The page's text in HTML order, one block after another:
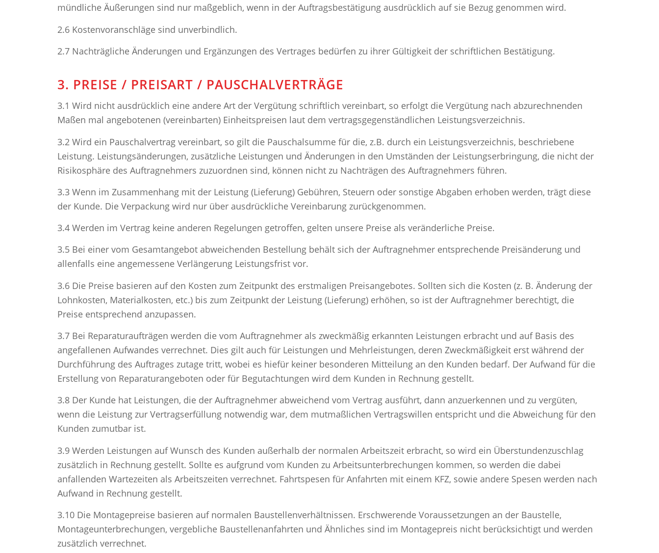
mündliche Äußerungen sind nur maßgeblich, wenn in der Auftragsbestätigung ausdrücklich auf sie Bezug genommen wird.
2.6 Kostenvoranschläge sind unverbindlich.
2.7 Nachträgliche Änderungen und Ergänzungen des Vertrages bedürfen zu ihrer Gültigkeit der schriftlichen Bestätigung.
3. PREISE / PREISART / PAUSCHALVERTRÄGE
3.1 Wird nicht ausdrücklich eine andere Art der Vergütung schriftlich vereinbart, so erfolgt die Vergütung nach abzurechnenden
Maßen mal angebotenen (vereinbarten) Einheitspreisen laut dem vertragsgegenständlichen Leistungsverzeichnis.
3.2 Wird ein Pauschalvertrag vereinbart, so gilt die Pauschalsumme für die, z.B. durch ein Leistungsverzeichnis, beschriebene
Leistung. Leistungsänderungen, zusätzliche Leistungen und Änderungen in den Umständen der Leistungserbringung, die nicht der
Risikosphäre des Auftragnehmers zuzuordnen sind, können nicht zu Nachträgen des Auftragnehmers führen.
3.3 Wenn im Zusammenhang mit der Leistung (Lieferung) Gebühren, Steuern oder sonstige Abgaben erhoben werden, trägt diese
der Kunde. Die Verpackung wird nur über ausdrückliche Vereinbarung zurückgenommen.
3.4 Werden im Vertrag keine anderen Regelungen getroffen, gelten unsere Preise als veränderliche Preise.
3.5 Bei einer vom Gesamtangebot abweichenden Bestellung behält sich der Auftragnehmer entsprechende Preisänderung und
allenfalls eine angemessene Verlängerung Leistungsfrist vor.
3.6 Die Preise basieren auf den Kosten zum Zeitpunkt des erstmaligen Preisangebotes. Sollten sich die Kosten (z. B. Änderung der
Lohnkosten, Materialkosten, etc.) bis zum Zeitpunkt der Leistung (Lieferung) erhöhen, so ist der Auftragnehmer berechtigt, die
Preise entsprechend anzupassen.
3.7 Bei Reparaturaufträgen werden die vom Auftragnehmer als zweckmäßig erkannten Leistungen erbracht und auf Basis des
angefallenen Aufwandes verrechnet. Dies gilt auch für Leistungen und Mehrleistungen, deren Zweckmäßigkeit erst während der
Durchführung des Auftrages zutage tritt, wobei es hiefür keiner besonderen Mitteilung an den Kunden bedarf. Der Aufwand für die
Erstellung von Reparaturangeboten oder für Begutachtungen wird dem Kunden in Rechnung gestellt.
3.8 Der Kunde hat Leistungen, die der Auftragnehmer abweichend vom Vertrag ausführt, dann anzuerkennen und zu vergüten,
wenn die Leistung zur Vertragserfüllung notwendig war, dem mutmaßlichen Vertragswillen entspricht und die Abweichung für den
Kunden zumutbar ist.
3.9 Werden Leistungen auf Wunsch des Kunden außerhalb der normalen Arbeitszeit erbracht, so wird ein Überstundenzuschlag
zusätzlich in Rechnung gestellt. Sollte es aufgrund vom Kunden zu Arbeitsunterbrechungen kommen, so werden die dabei
anfallenden Wartezeiten als Arbeitszeiten verrechnet. Fahrtspesen für Anfahrten mit einem KFZ, sowie andere Spesen werden nach
Aufwand in Rechnung gestellt.
3.10 Die Montagepreise basieren auf normalen Baustellenverhältnissen. Erschwerende Voraussetzungen an der Baustelle,
Montageunterbrechungen, vergebliche Baustellenanfahrten und Ähnliches sind im Montagepreis nicht berücksichtigt und werden
zusätzlich verrechnet.